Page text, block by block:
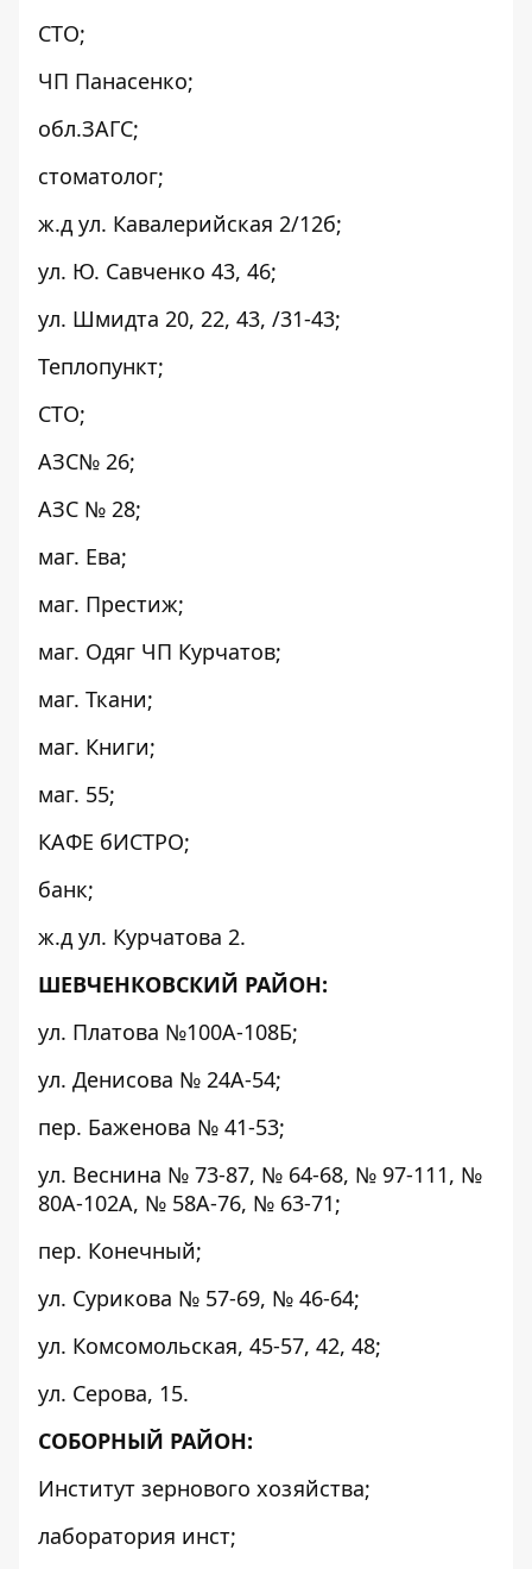
СТО;
ЧП Панасенко;
обл.ЗАГС;
стоматолог;
ж.д ул. Кавалерийская 2/12б;
ул. Ю. Савченко 43, 46;
ул. Шмидта 20, 22, 43, /31-43;
Теплопункт;
СТО;
АЗС№ 26;
АЗС № 28;
маг. Ева;
маг. Престиж;
маг. Одяг ЧП Курчатов;
маг. Ткани;
маг. Книги;
маг. 55;
КАФЕ бИСТРО;
банк;
ж.д ул. Курчатова 2.
ШЕВЧЕНКОВСКИЙ РАЙОН:
ул. Платова №100А-108Б;
ул. Денисова № 24А-54;
пер. Баженова № 41-53;
ул. Веснина № 73-87, № 64-68, № 97-111, №
80А-102А, № 58А-76, № 63-71;
пер. Конечный;
ул. Сурикова № 57-69, № 46-64;
ул. Комсомольская, 45-57, 42, 48;
ул. Серова, 15.
СОБОРНЫЙ РАЙОН:
Институт зернового хозяйства;
лаборатория инст;